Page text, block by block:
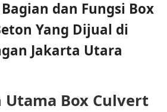
dan Fungsi Box
Yang Dijual di
Jakarta Utara
Utama Box Culvert